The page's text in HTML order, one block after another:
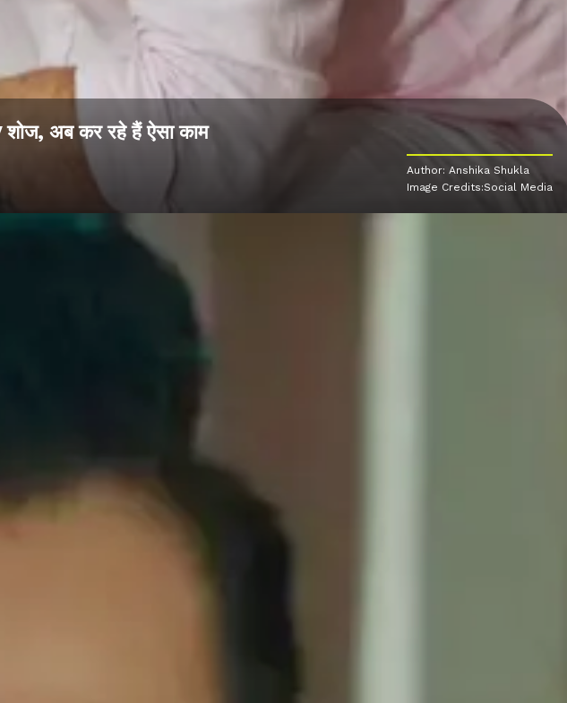
शोज, अब कर रहे हैं ऐसा काम
Author: Anshika Shukla
Image Credits:Social Media